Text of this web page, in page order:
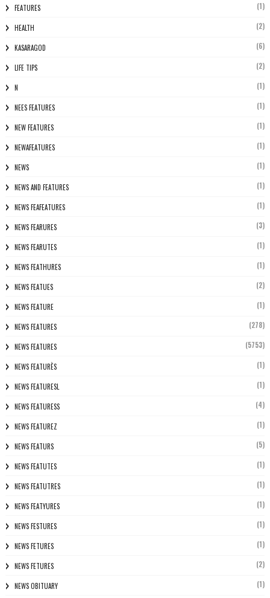
FEATURES (1)
HEALTH (2)
KASARAGOD (6)
LIFE TIPS (2)
N (1)
NEES FEATURES (1)
NEW FEATURES (1)
NEWAFEATURES (1)
NEWS (1)
NEWS AND FEATURES (1)
NEWS FEAFEATURES (1)
NEWS FEARURES (3)
NEWS FEARUTES (1)
NEWS FEATHURES (1)
NEWS FEATUES (2)
NEWS FEATURE (1)
NEWS FEATURES (278)
NEWS FEATURES (5753)
NEWS FEATURÈS (1)
NEWS FEATURESL (1)
NEWS FEATURESS (4)
NEWS FEATUREZ (1)
NEWS FEATURS (5)
NEWS FEATUTES (1)
NEWS FEATUTRES (1)
NEWS FEATYURES (1)
NEWS FESTURES (1)
NEWS FETURES (1)
NEWS FETURES (2)
NEWS OBITUARY (1)